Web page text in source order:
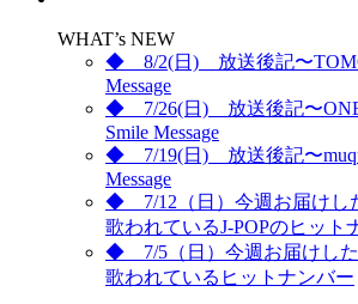
WHAT’s NEW
◆ 8/2(日) 放送後記〜
Message
◆ 7/26(日) 放送後記〜ONE
Smile Message
◆ 7/19(日) 放送後記〜
Message
◆ 7/12（日）今週お届けし
歌われているJ-POPのヒット
◆ 7/5（日）今週お届けし
歌われているヒットナンバー